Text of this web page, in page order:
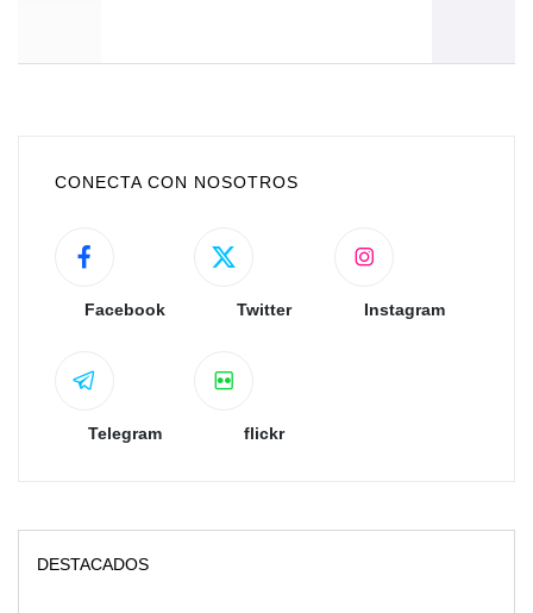
CONECTA CON NOSOTROS
Facebook Twitter Instagram
Telegram flickr
DESTACADOS